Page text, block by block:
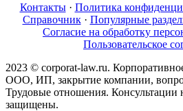
Контакты· Политика
Справочник· Популярные
Согласие на обработку
Пользовательское
2023 © corporat-law.ru.
ООО, ИП, закрытие компании,
Трудовые отношения. Консультации
защищены.